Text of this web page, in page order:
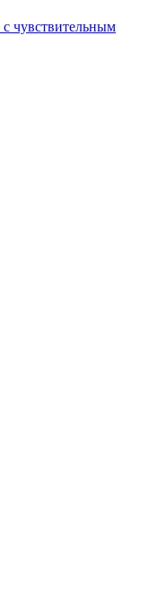
чувствительным